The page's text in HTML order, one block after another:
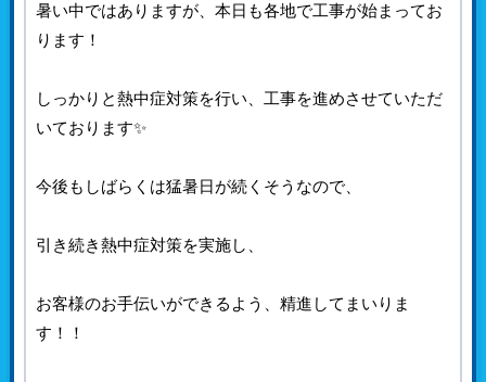
暑い中ではありますが、本日も各地で工事が始まってお
ります！
しっかりと熱中症対策を行い、工事を進めさせていただ
いております✨
今後もしばらくは猛暑日が続くそうなので、
引き続き熱中症対策を実施し、
お客様のお手伝いができるよう、精進してまいりま
す！！